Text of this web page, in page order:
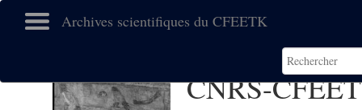
Archives scientifiques du CFEETK
CNRS-